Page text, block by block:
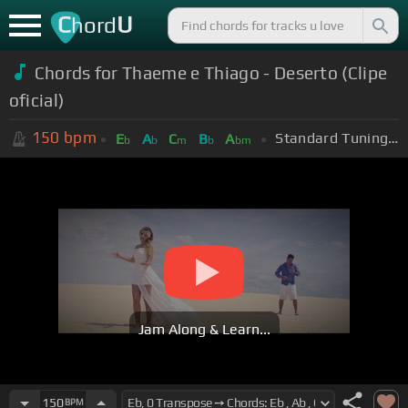
ChordU
Chords for Thaeme e Thiago - Deserto (Clipe
oficial)
150 bpm Eb Ab Cm Bb Abm Standard Tuning (EADGBE)
Jam Along & Learn...
150BPM